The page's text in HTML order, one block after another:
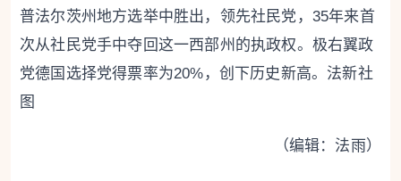
普法尔茨州地方选举中胜出，领先社民党，35年来首
次从社民党手中夺回这一西部州的执政权。极右翼政
党德国选择党得票率为20%，创下历史新高。法新社
图
（编辑：法雨）